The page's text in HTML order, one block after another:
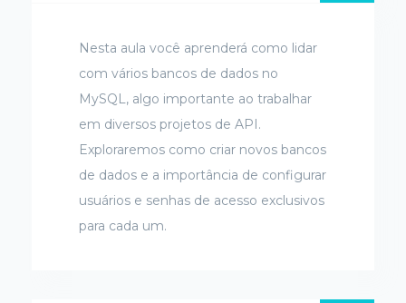
Nesta aula você aprenderá como lidar
com vários bancos de dados no
MySQL, algo importante ao trabalhar
em diversos projetos de API.
Exploraremos como criar novos bancos
de dados e a importância de configurar
usuários e senhas de acesso exclusivos
para cada um.